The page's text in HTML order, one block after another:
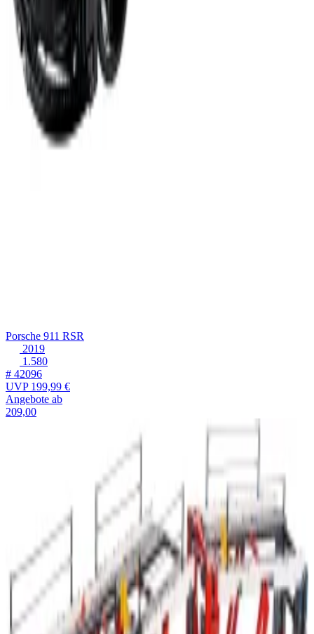
Porsche 911 RSR
2019
1.580
# 42096
UVP199,99 €
Angebote ab
209,00